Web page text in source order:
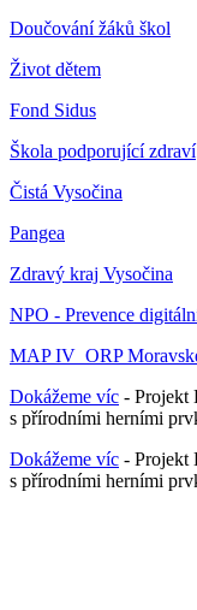
Doučování žáků škol
Život dětem
Fond Sidus
Škola podporující zdraví
Čistá Vysočina
Pangea
Zdravý kraj Vysočina
NPO - Prevence
MAP IV_ORP
Dokážeme víc - Projekt
s přírodními herními
Dokážeme víc - Projekt
s přírodními herními